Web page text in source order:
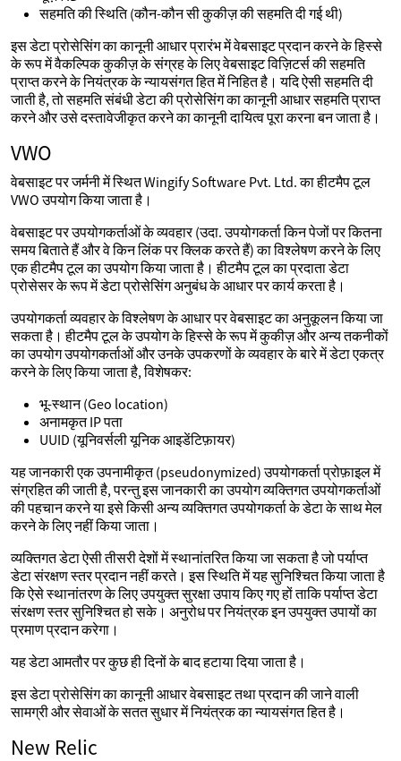
सहमति की स्थिति (कौन-कौन सी कुकीज़ की सहमति दी गई थी)
इस डेटा प्रोसेसिंग का कानूनी आधार प्रारंभ में वेबसाइट प्रदान करने के हिस्से
के रूप में वैकल्पिक कुकीज़ के संग्रह के लिए वेबसाइट विज़िटर्स की सहमति
प्राप्त करने के नियंत्रक के न्यायसंगत हित में निहित है। यदि ऐसी सहमति दी
जाती है, तो सहमति संबंधी डेटा की प्रोसेसिंग का कानूनी आधार सहमति प्राप्त
करने और उसे दस्तावेजीकृत करने का कानूनी दायित्व पूरा करना बन जाता है।
VWO
वेबसाइट पर जर्मनी में स्थित Wingify Software Pvt. Ltd. का हीटमैप टूल
VWO उपयोग किया जाता है।
वेबसाइट पर उपयोगकर्ताओं के व्यवहार (उदा. उपयोगकर्ता किन पेजों पर कितना
समय बिताते हैं और वे किन लिंक पर क्लिक करते हैं) का विश्लेषण करने के लिए
एक हीटमैप टूल का उपयोग किया जाता है। हीटमैप टूल का प्रदाता डेटा
प्रोसेसर के रूप में डेटा प्रोसेसिंग अनुबंध के आधार पर कार्य करता है।
उपयोगकर्ता व्यवहार के विश्लेषण के आधार पर वेबसाइट का अनुकूलन किया जा
सकता है। हीटमैप टूल के उपयोग के हिस्से के रूप में कुकीज़ और अन्य तकनीकों
का उपयोग उपयोगकर्ताओं और उनके उपकरणों के व्यवहार के बारे में डेटा एकत्र
करने के लिए किया जाता है, विशेषकर:
भू-स्थान (Geo location)
अनामकृत IP पता
UUID (यूनिवर्सली यूनिक आइडेंटिफ़ायर)
यह जानकारी एक उपनामीकृत (pseudonymized) उपयोगकर्ता प्रोफ़ाइल में
संग्रहित की जाती है, परन्तु इस जानकारी का उपयोग व्यक्तिगत उपयोगकर्ताओं
की पहचान करने या इसे किसी अन्य व्यक्तिगत उपयोगकर्ता के डेटा के साथ मेल
करने के लिए नहीं किया जाता।
व्यक्तिगत डेटा ऐसी तीसरी देशों में स्थानांतरित किया जा सकता है जो पर्याप्त
डेटा संरक्षण स्तर प्रदान नहीं करते। इस स्थिति में यह सुनिश्चित किया जाता है
कि ऐसे स्थानांतरण के लिए उपयुक्त सुरक्षा उपाय किए गए हों ताकि पर्याप्त डेटा
संरक्षण स्तर सुनिश्चित हो सके। अनुरोध पर नियंत्रक इन उपयुक्त उपायों का
प्रमाण प्रदान करेगा।
यह डेटा आमतौर पर कुछ ही दिनों के बाद हटाया दिया जाता है।
इस डेटा प्रोसेसिंग का कानूनी आधार वेबसाइट तथा प्रदान की जाने वाली
सामग्री और सेवाओं के सतत सुधार में नियंत्रक का न्यायसंगत हित है।
New Relic